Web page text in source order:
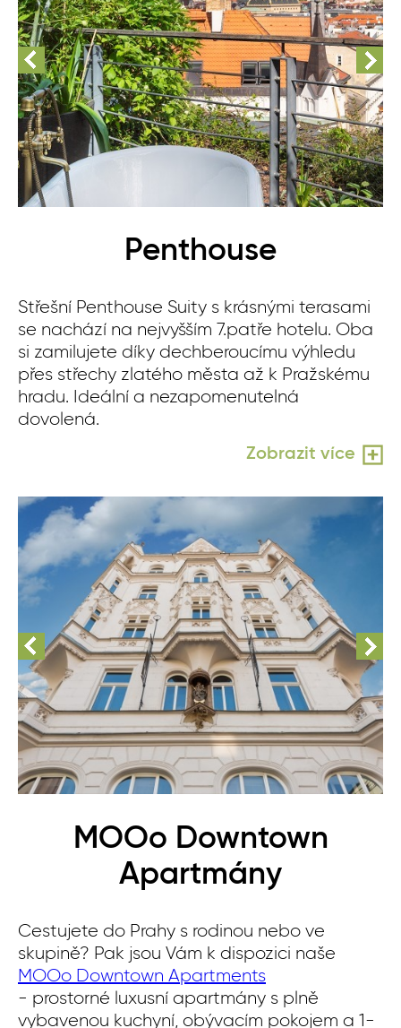
Penthouse
Střešní Penthouse Suity s krásnými terasami
se nachází na nejvyšším 7.patře hotelu. Oba
si zamilujete díky dechberoucímu výhledu
přes střechy zlatého města až k Pražskému
hradu. Ideální a nezapomenutelná
dovolená.
Zobrazit více
MOOo Downtown
Apartmány
Cestujete do Prahy s rodinou nebo ve
skupině? Pak jsou Vám k dispozici naše
MOOo Downtown Apartments
- prostorné luxusní apartmány s plně
vybavenou kuchyní, obývacím pokojem a 1-